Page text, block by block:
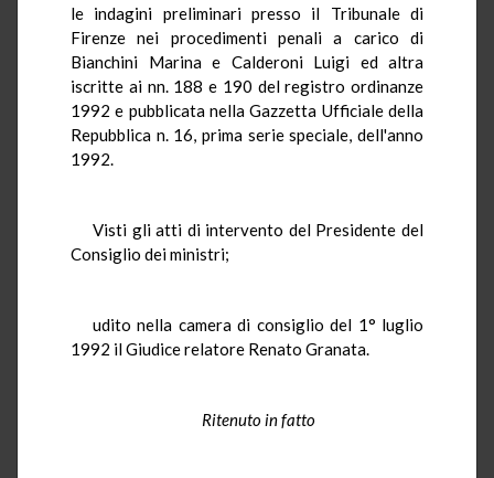
le indagini preliminari presso il Tribunale di
Firenze nei procedimenti penali a carico di
Bianchini Marina e Calderoni Luigi ed altra
iscritte ai nn. 188 e 190 del registro ordinanze
1992 e pubblicata nella Gazzetta Ufficiale della
Repubblica n. 16, prima serie speciale, dell'anno
1992.
Visti gli atti di intervento del Presidente del
Consiglio dei ministri;
udito nella camera di consiglio del 1° luglio
1992 il Giudice relatore Renato Granata.
Ritenuto in fatto